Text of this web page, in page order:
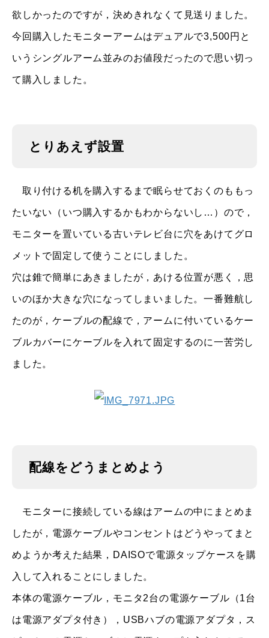
欲しかったのですが，決めきれなくて見送りました。
今回購入したモニターアームはデュアルで3,500円と
いうシングルアーム並みのお値段だったので思い切っ
て購入しました。
とりあえず設置
取り付ける机を購入するまで眠らせておくのももっ
たいない（いつ購入するかもわからないし…）ので，
モニターを置いている古いテレビ台に穴をあけてグロ
メットで固定して使うことにしました。
穴は錐で簡単にあきましたが，あける位置が悪く，思
いのほか大きな穴になってしまいました。一番難航し
たのが，ケーブルの配線で，アームに付いているケー
ブルカバーにケーブルを入れて固定するのに一苦労し
ました。
配線をどうまとめよう
モニターに接続している線はアームの中にまとめま
したが，電源ケーブルやコンセントはどうやってまと
めようか考えた結果，DAISOで電源タップケースを購
入して入れることにしました。
本体の電源ケーブル，モニタ2台の電源ケーブル（1台
は電源アダプタ付き），USBハブの電源アダプタ，ス